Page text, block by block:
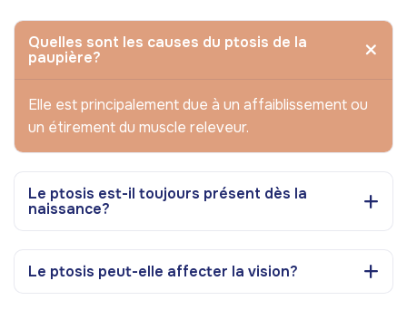
Quelles sont les causes du ptosis de la
paupière?
Elle est principalement due à un affaiblissement ou
un étirement du muscle releveur.
Le ptosis est-il toujours présent dès la
naissance?
Le ptosis peut-elle affecter la vision?